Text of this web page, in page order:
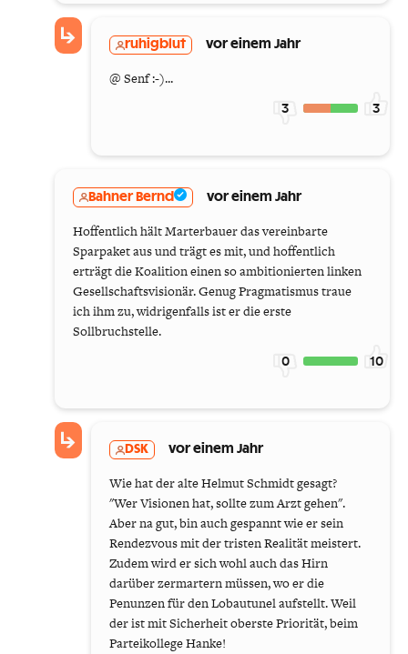
ruhigblut vor einem Jahr
@ Senf :-)...
3 3
Bahner Bernd vor einem Jahr
Hoffentlich hält Marterbauer das vereinbarte
Sparpaket aus und trägt es mit, und hoffentlich
erträgt die Koalition einen so ambitionierten linken
Gesellschaftsvisionär. Genug Pragmatismus traue
ich ihm zu, widrigenfalls ist er die erste
Sollbruchstelle.
0 10
DSK vor einem Jahr
Wie hat der alte Helmut Schmidt gesagt?
"Wer Visionen hat, sollte zum Arzt gehen".
Aber na gut, bin auch gespannt wie er sein
Rendezvous mit der tristen Realität meistert.
Zudem wird er sich wohl auch das Hirn
darüber zermartern müssen, wo er die
Penunzen für den Lobautunel aufstellt. Weil
der ist mit Sicherheit oberste Priorität, beim
Parteikollege Hanke!